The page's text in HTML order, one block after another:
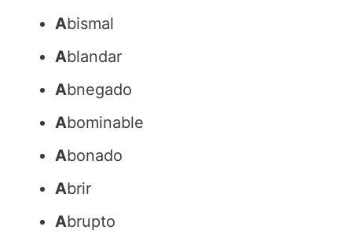
Abismal
Ablandar
Abnegado
Abominable
Abonado
Abrir
Abrupto